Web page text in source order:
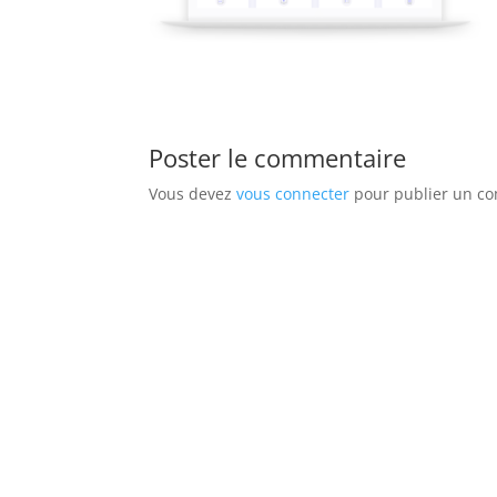
Poster le commentaire
Vous devezvous connecter pour publier un